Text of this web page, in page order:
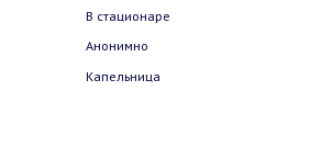
В стационаре
Анонимно
Капельница